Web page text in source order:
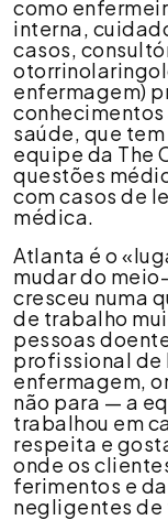
como
interna,
casos,
enfermagem)
saúde, que
equipe da The
questões
com casos de
médica.
Atlanta é o
mudar do
cresceu numa
de trabalho
pessoas
profissional de
enfermagem,
não para — a
trabalhou em
respeita e
onde os
ferimentos e
negligentes de